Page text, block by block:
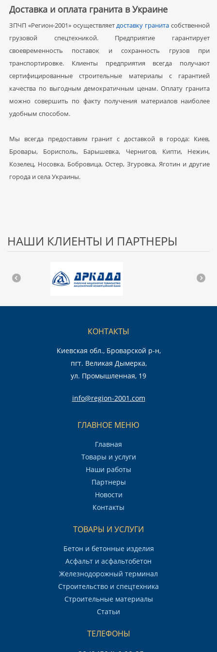
Доставка и оплата гранита в Украине
ЗПЧП «Регион-2001» осуществляетдоставку гранита собственной
грузовой спецтехникой. Предприятие гарантирует
своевременность поставок и сохранность грузов при
транспортировке. Клиенты предприятия всегда получают
сертифицированные строительные материалы с гарантией
качества по выгодным демократичным ценам. Оплату гранита
можно совершить по факту получения материалов наиболее
удобным способом.
Мы всегда предоставим гранит с доставкой в города: Киев,
Бровары, Борисполь, Барышевка, Чернигов, Кипти, Нежин,
Козелец, Носовка, Бобровица, Остер, Згуровка, Яготин и другие
города и села Украины.
НАШИ КЛИЕНТЫ И ПАРТНЕРЫ
КОНТАКТЫ
Киевская обл., Броварской р-н,
пгт. Великая Дымерка,
ул. Промышленная, 19
info@region-2001.com
ГЛАВНОЕ МЕНЮ
Главная
Товары и услуги
Наши работы
Партнеры
Новости
Контакты
ТОВАРЫ И УСЛУГИ
Бетон и бетонные изделия
Асфальт и асфальтобетон
Железнодорожный терминал
Строительство и спецтехника
Строительные материалы
Статьи
ТЕЛЕФОНЫ